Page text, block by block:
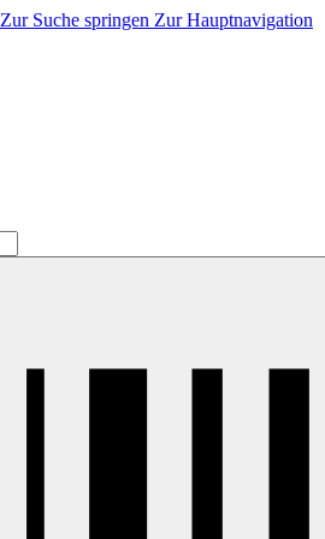
Zur Suche springen Zur Hauptnavigation